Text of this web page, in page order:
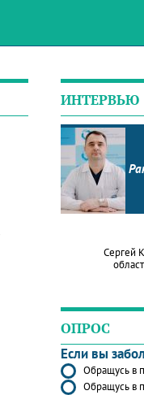
ИНТЕРВЬЮ
Сергей
ОПРОС
Если вы
Обращусь в
Обращусь в